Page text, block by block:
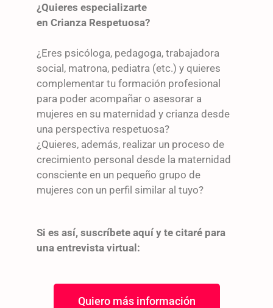
¿Quieres especializarte
en Crianza Respetuosa?
¿Eres psicóloga, pedagoga, trabajadora
social, matrona, pediatra (etc.) y quieres
complementar tu formación profesional
para poder acompañar o asesorar a
mujeres en su maternidad y crianza desde
una perspectiva respetuosa?
¿Quieres, además, realizar un proceso de
crecimiento personal desde la maternidad
consciente en un pequeño grupo de
mujeres con un perfil similar al tuyo?
Si es así, suscríbete aquí y te citaré para
una entrevista virtual:
Quiero más información